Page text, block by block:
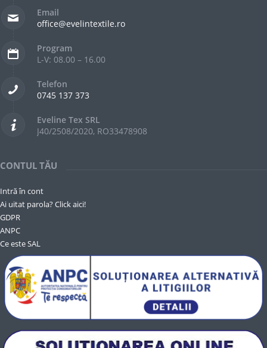
Email
office@evelintextile.ro
Program
L-V: 08.00 – 16.00
Telefon
0745 137 373
Eveline Tex SRL
J40/2508/2020, RO33478908
CONTUL TĂU
Intră în cont
Ai uitat parola? Click aici!
GDPR
ANPC
Ce este SAL